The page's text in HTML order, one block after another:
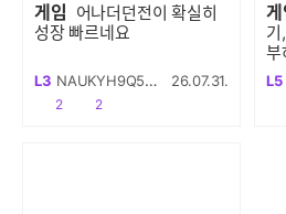
게임 어나더던전이 확실히
성장 빠르네요
L3 NAUKYH9Q517CHN 26.07.31.
공감
2 댓글수
2
게
기
부
L5